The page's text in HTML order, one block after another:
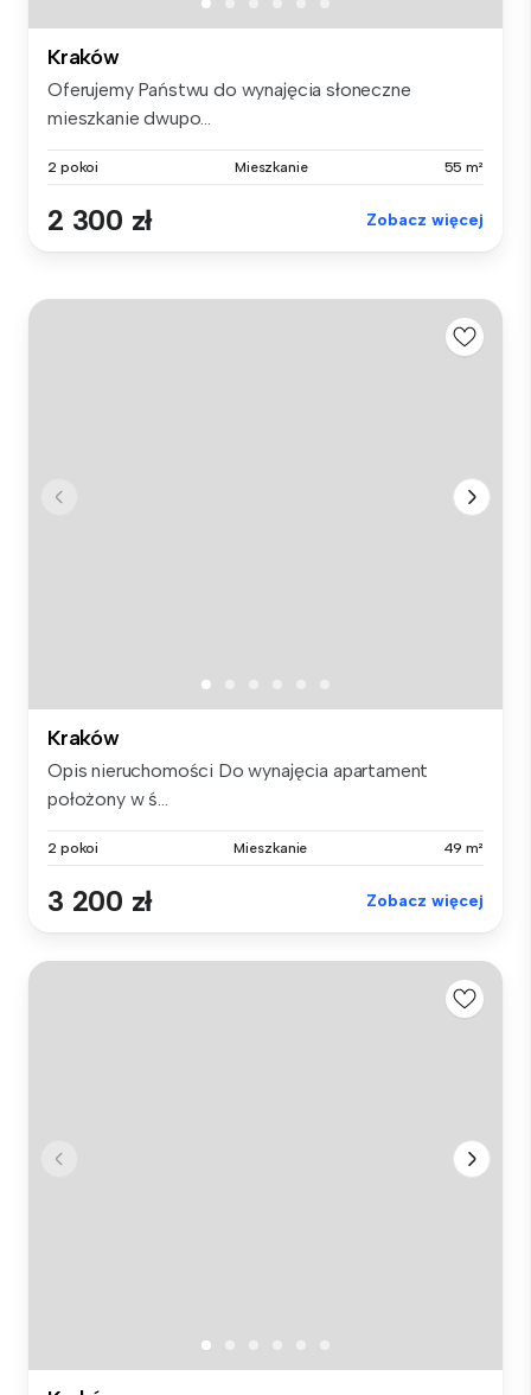
Kraków
Oferujemy Państwu do wynajęcia słoneczne
mieszkanie dwupo...
2 pokoi Mieszkanie 55 m²
2 300 zł Zobacz więcej
Kraków
Opis nieruchomości Do wynajęcia apartament
położony w ś...
2 pokoi Mieszkanie 49 m²
3 200 zł Zobacz więcej